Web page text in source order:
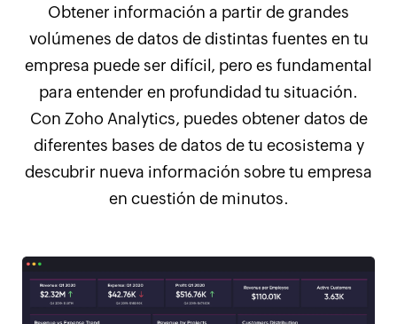
Obtener información a partir de grandes
volúmenes de datos de distintas fuentes en tu
empresa puede ser difícil, pero es fundamental
para entender en profundidad tu situación.
Con Zoho Analytics, puedes obtener datos de
diferentes bases de datos de tu ecosistema y
descubrir nueva información sobre tu empresa
en cuestión de minutos.